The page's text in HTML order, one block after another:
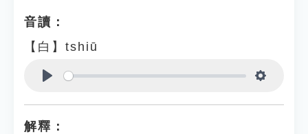
音讀：
【白】tshiū
解釋：